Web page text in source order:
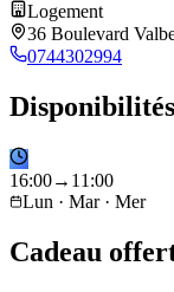
Logement
36 Boulevard
0744302994
Disponibilités
16:00→ 11 :00
Lun · Mar · Mer
Cadeau